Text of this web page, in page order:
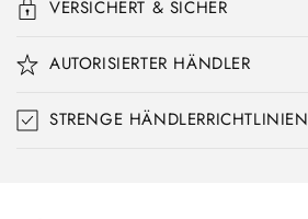
VERSICHERT & SICHER
AUTORISIERTER HÄNDLER
STRENGE HÄNDLERRICHTLINIEN